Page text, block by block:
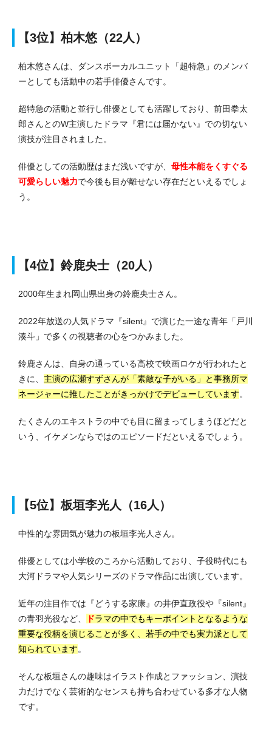
【3位】柏木悠（22人）
柏木悠さんは、ダンスボーカルユニット「超特急」のメンバ
ーとしても活動中の若手俳優さんです。
超特急の活動と並行し俳優としても活躍しており、前田拳太
郎さんとのW主演したドラマ『君には届かない』での切ない
演技が注目されました。
俳優としての活動歴はまだ浅いですが、 母性本能をくすぐる
可愛らしい魅力で今後も目が離せない存在だといえるでしょ
う。
【4位】鈴鹿央士（20人）
2000年生まれ岡山県出身の鈴鹿央士さん。
2022年放送の人気ドラマ『silent』で演じた一途な青年「戸川
湊斗」で多くの視聴者の心をつかみました。
鈴鹿さんは、自身の通っている高校で映画ロケが行われたと
きに、 主演の広瀬すずさんが「素敵な子がいる」と事務所マ
ネージャーに推したことがきっかけでデビューしています。
たくさんのエキストラの中でも目に留まってしまうほどだと
いう、イケメンならではのエピソードだといえるでしょう。
【5位】板垣李光人（16人）
中性的な雰囲気が魅力の板垣李光人さん。
俳優としては小学校のころから活動しており、子役時代にも
大河ドラマや人気シリーズのドラマ作品に出演しています。
近年の注目作では『どうする家康』の井伊直政役や『silent』
の青羽光役など、
ドラマの中でもキーポイントとなるような
重要な役柄を演じることが多く、若手の中でも実力派として
知られています。
そんな板垣さんの趣味はイラスト作成とファッション、演技
力だけでなく芸術的なセンスも持ち合わせている多才な人物
です。